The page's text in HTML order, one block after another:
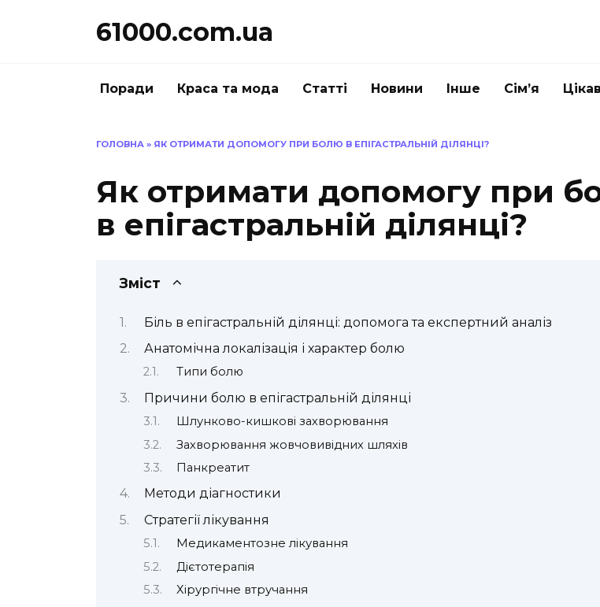
61000.com.ua
Поради Краса та мода Статті Новини Інше Сім’я
ГОЛОВНА » ЯК ОТРИМАТИ ДОПОМОГУ ПРИ БОЛЮ В ЕПІГАСТРАЛЬНІЙ ДІЛЯНЦІ?
Як отримати допомогу при
в епігастральній ділянці?
Зміст
Біль в епігастральній ділянці: допомога та експертний аналіз
Анатомічна локалізація і характер болю
Типи болю
Причини болю в епігастральній ділянці
Шлунково-кишкові захворювання
Захворювання жовчовивідних шляхів
Панкреатит
Методи діагностики
Стратегії лікування
Медикаментозне лікування
Дієтотерапія
Хірургічне втручання